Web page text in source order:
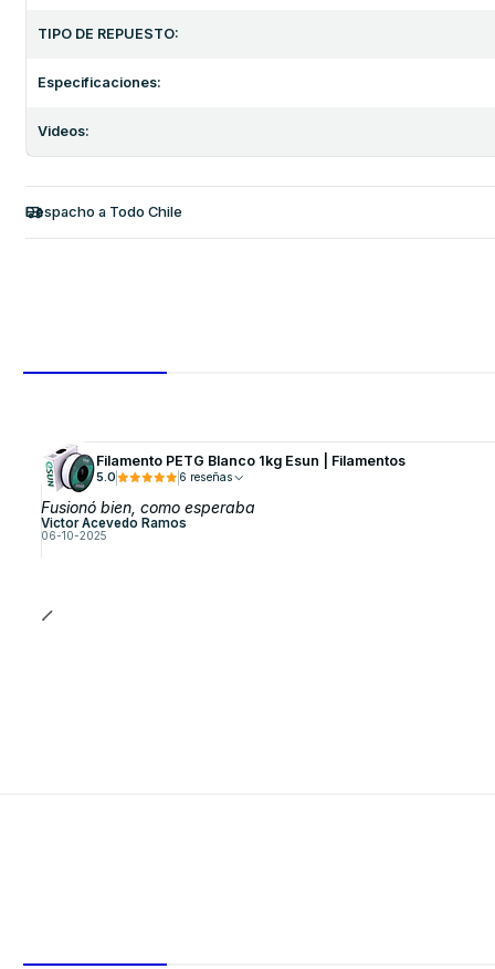
TIPO DE REPUESTO:
Especificaciones:
Videos:
Despacho a Todo Chile
Filamento PETG Blanco 1kg Esun | Filamentos
5.0 6 reseñas
Fusionó bien, como esperaba
Victor Acevedo Ramos
06-10-2025